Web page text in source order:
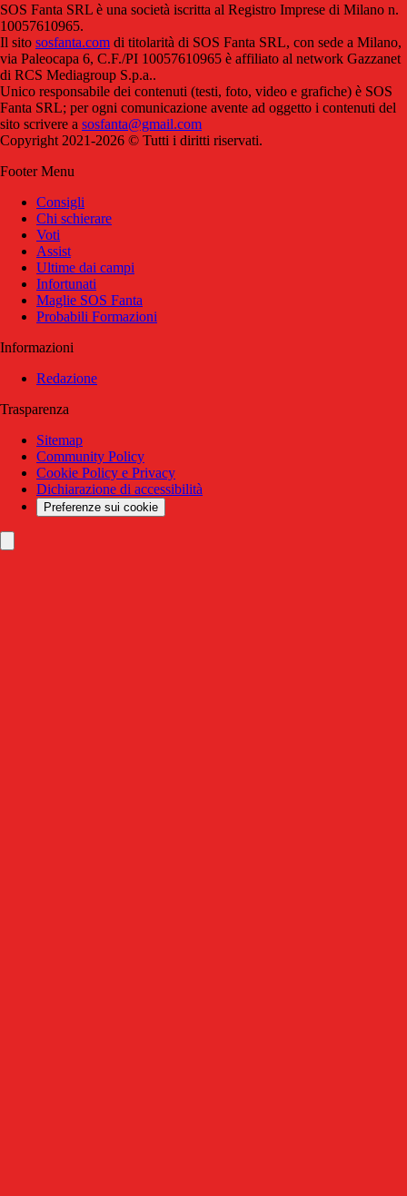
SOS Fanta SRL è una società iscritta al Registro Imprese di Milano n.
10057610965.
Il sito sosfanta.com di titolarità di SOS Fanta SRL, con sede a Milano,
via Paleocapa 6, C.F./PI 10057610965 è affiliato al network Gazzanet
di RCS Mediagroup S.p.a..
Unico responsabile dei contenuti (testi, foto, video e grafiche) è SOS
Fanta SRL; per ogni comunicazione avente ad oggetto i contenuti del
sito scrivere a sosfanta@gmail.com
Copyright 2021-2026 © Tutti i diritti riservati.
Footer Menu
Consigli
Chi schierare
Voti
Assist
Ultime dai campi
Infortunati
Maglie SOS Fanta
Probabili Formazioni
Informazioni
Redazione
Trasparenza
Sitemap
Community Policy
Cookie Policy e Privacy
Dichiarazione di accessibilità
Preferenze sui cookie